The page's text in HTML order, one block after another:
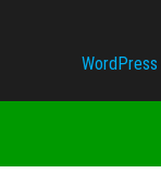
WordPress